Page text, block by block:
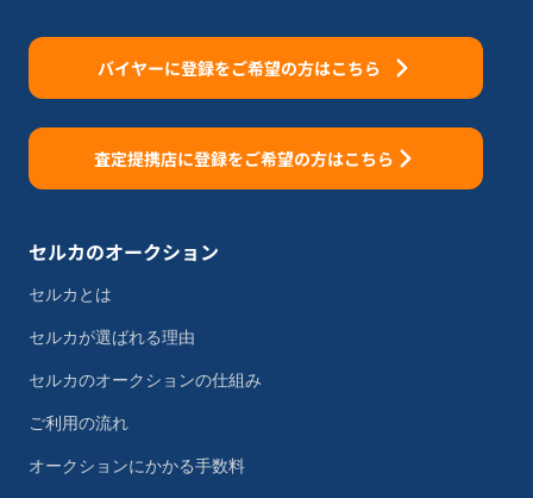
バイヤーに登録をご希望の方はこちら
査定提携店に登録をご希望の方はこちら
セルカのオークション
セルカとは
セルカが選ばれる理由
セルカのオークションの仕組み
ご利用の流れ
オークションにかかる手数料